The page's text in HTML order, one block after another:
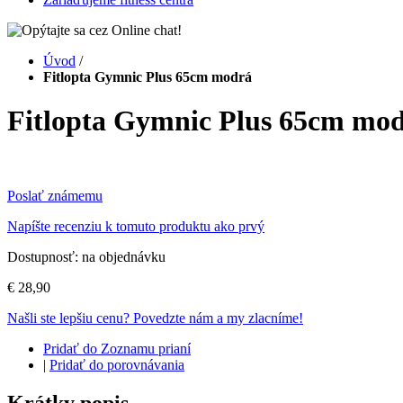
Úvod /
Fitlopta Gymnic Plus 65cm modrá
Fitlopta Gymnic Plus 65cm
Poslať známemu
Napíšte recenziu k tomuto produktu ako prvý
Dostupnosť: na objednávku
€ 28,90
Našli ste lepšiu cenu? Povedzte nám a my zlacníme!
Pridať do Zoznamu prianí
| Pridať do porovnávania